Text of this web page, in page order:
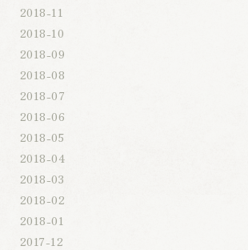
2018-11
2018-10
2018-09
2018-08
2018-07
2018-06
2018-05
2018-04
2018-03
2018-02
2018-01
2017-12